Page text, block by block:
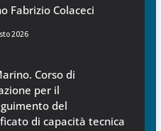
Fabrizio Colaceci
2026
Corso di
per il
del
di capacità tecnica